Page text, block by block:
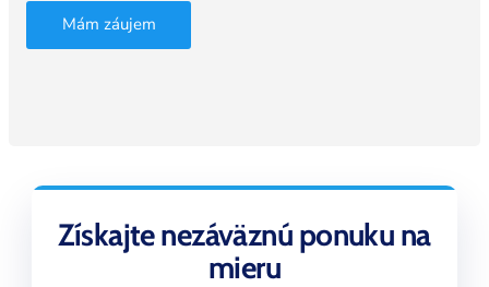
Mám záujem
Získajte nezáväznú ponuku na
mieru